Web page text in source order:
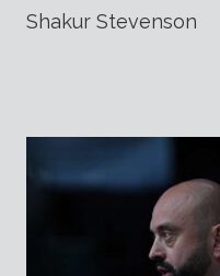
l’article
Shakur Stevenson